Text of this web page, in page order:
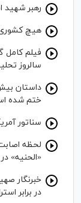
رهبر شهید
هیچ کشوری
فیلم
سالروز
ختم شده
سناتور
لحظه
«الحنیه»
خبرنگار
در برابر